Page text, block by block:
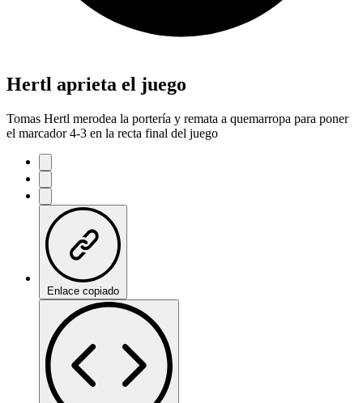
Hertl aprieta el juego
Tomas Hertl merodea la portería y remata a quemarropa para poner
el marcador 4-3 en la recta final del juego
Enlace copiado